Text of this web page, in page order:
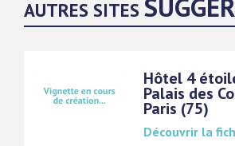
AUTRES SITES
Hôtel 4
Palais des
Paris (75)
Découvrir la